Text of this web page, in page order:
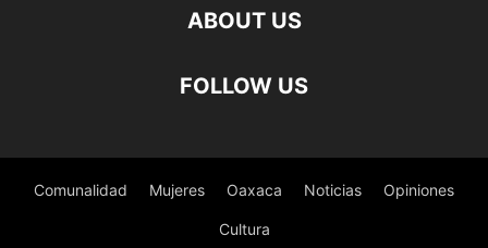
ABOUT US
FOLLOW US
Comunalidad Mujeres Oaxaca Noticias Opiniones
Cultura